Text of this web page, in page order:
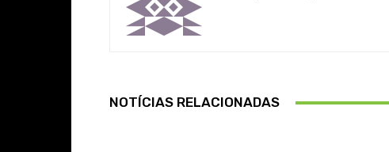
NOTÍCIAS RELACIONADAS